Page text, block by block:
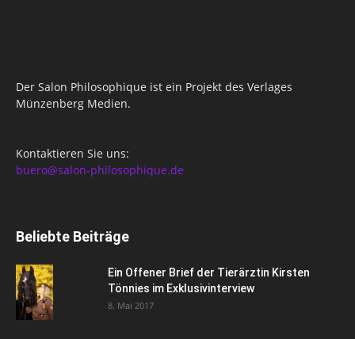
Der Salon Philosophique ist ein Projekt des Verlages
Münzenberg Medien.
Kontaktieren Sie uns:
buero@salon-philosophique.de
Beliebte Beiträge
Ein Offener Brief der Tierärztin Kirsten
Tönnies im Exklusivinterview
8. Mai 2017